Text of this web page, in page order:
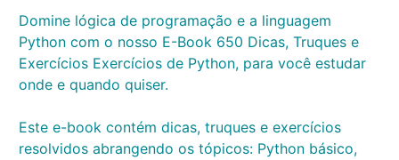
Domine lógica de programação e a linguagem
Python com o nosso E-Book 650 Dicas, Truques e
Exercícios Exercícios de Python, para você estudar
onde e quando quiser.
Este e-book contém dicas, truques e exercícios
resolvidos abrangendo os tópicos: Python básico,